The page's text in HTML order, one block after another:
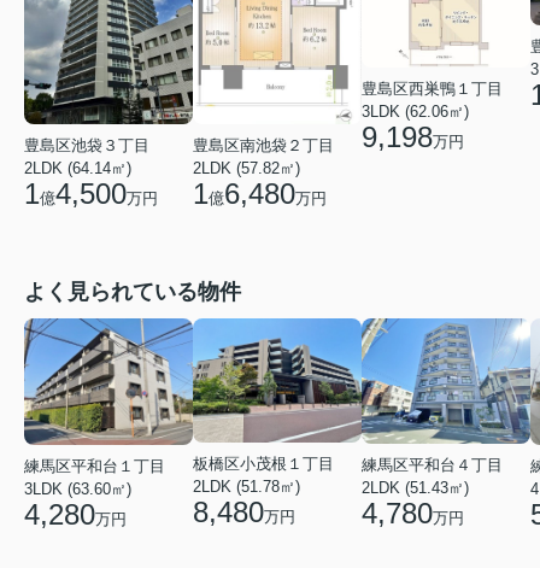
豊島区池袋３丁目
2LDK (64.14㎡)
1億4,500万円
豊島区南池袋２丁目
2LDK (57.82㎡)
1億6,480万円
豊島区西巣鴨１丁目
3LDK (62.06㎡)
9,198万円
よく見られている物件
練馬区平和台１丁目
3LDK (63.60㎡)
4,280万円
板橋区小茂根１丁目
2LDK (51.78㎡)
8,480万円
練馬区平和台４丁目
2LDK (51.43㎡)
4,780万円